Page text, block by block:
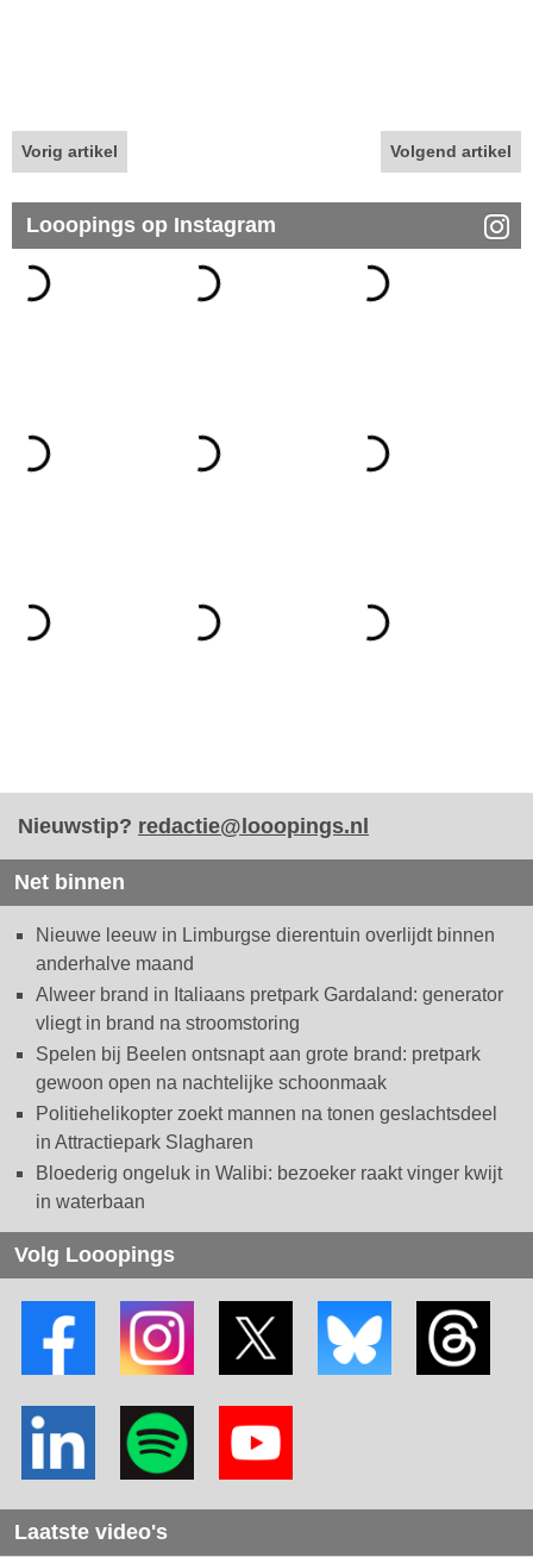
Vorig artikel Volgend artikel
Looopings op Instagram
Nieuwstip? redactie@looopings.nl
Net binnen
Nieuwe leeuw in Limburgse dierentuin overlijdt binnen
anderhalve maand
Alweer brand in Italiaans pretpark Gardaland: generator
vliegt in brand na stroomstoring
Spelen bij Beelen ontsnapt aan grote brand: pretpark
gewoon open na nachtelijke schoonmaak
Politiehelikopter zoekt mannen na tonen geslachtsdeel
in Attractiepark Slagharen
Bloederig ongeluk in Walibi: bezoeker raakt vinger kwijt
in waterbaan
Volg Looopings
Laatste video's